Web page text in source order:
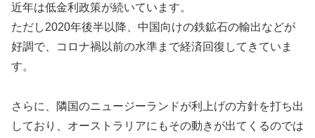
近年は低金利政策が続いています。
ただし2020年後半以降、中国向けの鉄鉱石の輸出などが
好調で、コロナ禍以前の水準まで経済回復してきていま
す。
さらに、隣国のニュージーランドが利上げの方針を打ち出
しており、オーストラリアにもその動きが出てくるのでは